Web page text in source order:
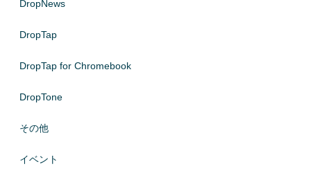
DropNews
DropTap
DropTap for Chromebook
DropTone
その他
イベント